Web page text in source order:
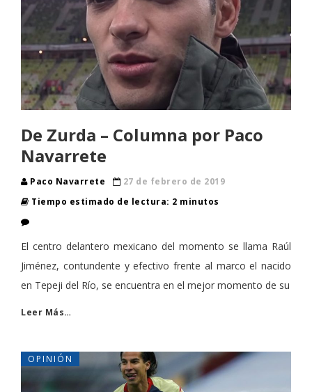
De Zurda – Columna por Paco
Navarrete
Paco Navarrete
27 de febrero de 2019
Tiempo estimado de lectura: 2 minutos
El centro delantero mexicano del momento se llama Raúl
Jiménez, contundente y efectivo frente al marco el nacido
en Tepeji del Río, se encuentra en el mejor momento de su
Leer Más…
OPINIÓN